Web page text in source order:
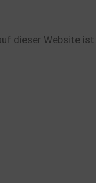
dieser Website ist: